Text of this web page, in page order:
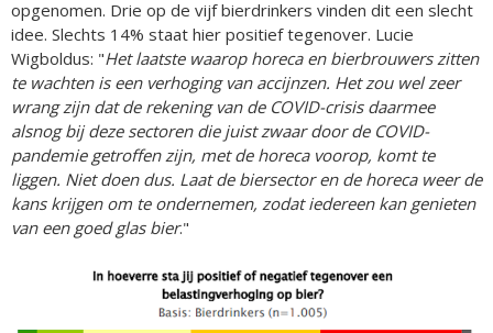
opgenomen. Drie op de vijf bierdrinkers vinden dit een slecht
idee. Slechts 14% staat hier positief tegenover. Lucie
Wigboldus: "Het laatste waarop horeca en bierbrouwers zitten
te wachten is een verhoging van accijnzen. Het zou wel zeer
wrang zijn dat de rekening van de COVID-crisis daarmee
alsnog bij deze sectoren die juist zwaar door de COVID-
pandemie getroffen zijn, met de horeca voorop, komt te
liggen. Niet doen dus. Laat de biersector en de horeca weer de
kans krijgen om te ondernemen, zodat iedereen kan genieten
van een goed glas bier."